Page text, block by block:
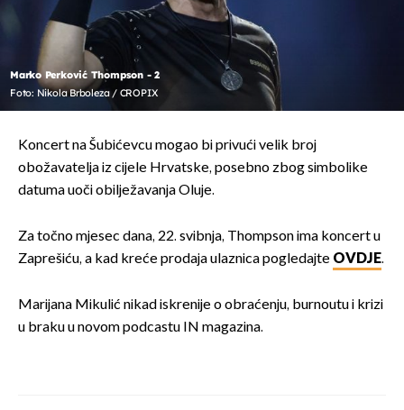
Marko Perković Thompson - 2
Foto: Nikola Brboleza / CROPIX
Koncert na Šubićevcu mogao bi privući velik broj
obožavatelja iz cijele Hrvatske, posebno zbog simbolike
datuma uoči obilježavanja Oluje.
Za točno mjesec dana, 22. svibnja, Thompson ima koncert u
Zaprešiću, a kad kreće prodaja ulaznica pogledajte OVDJE.
Marijana Mikulić nikad iskrenije o obraćenju, burnoutu i krizi
u braku u novom podcastu IN magazina.